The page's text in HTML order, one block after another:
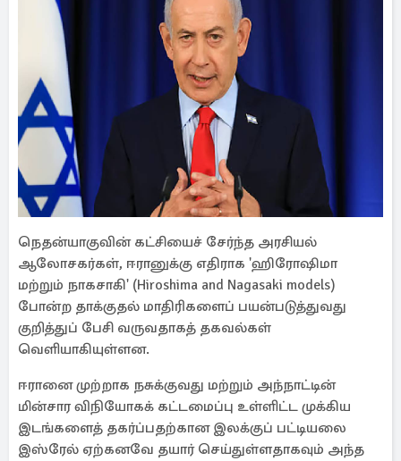
நெதன்யாகுவின் கட்சியைச் சேர்ந்த அரசியல்
ஆலோசகர்கள், ஈரானுக்கு எதிராக 'ஹிரோஷிமா
மற்றும் நாகசாகி' (Hiroshima and Nagasaki models)
போன்ற தாக்குதல் மாதிரிகளைப் பயன்படுத்துவது
குறித்துப் பேசி வருவதாகத் தகவல்கள்
வெளியாகியுள்ளன.
ஈரானை முற்றாக நசுக்குவது மற்றும் அந்நாட்டின்
மின்சார விநியோகக் கட்டமைப்பு உள்ளிட்ட முக்கிய
இடங்களைத் தகர்ப்பதற்கான இலக்குப் பட்டியலை
இஸ்ரேல் ஏற்கனவே தயார் செய்துள்ளதாகவும் அந்த